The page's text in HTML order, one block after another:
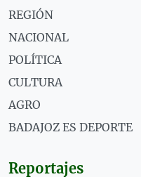
REGIÓN
NACIONAL
POLÍTICA
CULTURA
AGRO
BADAJOZ ES DEPORTE
Reportajes